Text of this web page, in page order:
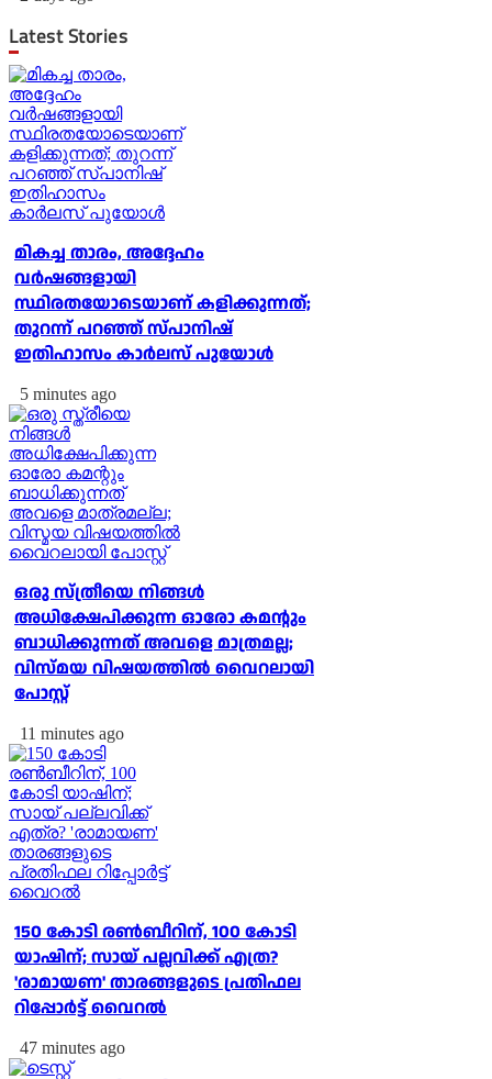
Latest Stories
മികച്ച താരം, അദ്ദേഹം
വര്‍ഷങ്ങളായി
സ്ഥിരതയോടെയാണ് കളിക്കുന്നത്;
തുറന്ന് പറഞ്ഞ് സ്പാനിഷ്
ഇതിഹാസം കാര്‍ലസ് പുയോള്‍
5 minutes ago
ഒരു സ്ത്രീയെ നിങ്ങള്‍
അധിക്ഷേപിക്കുന്ന ഓരോ കമന്റും
ബാധിക്കുന്നത് അവളെ മാത്രമല്ല;
വിസ്മയ വിഷയത്തില്‍ വൈറലായി
പോസ്റ്റ്
11 minutes ago
150 കോടി രൺബീറിന്, 100 കോടി
യാഷിന്; സായ് പല്ലവിക്ക് എത്ര?
'രാമായണ' താരങ്ങളുടെ പ്രതിഫല
റിപ്പോർട്ട് വൈറൽ
47 minutes ago